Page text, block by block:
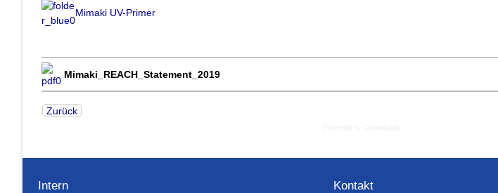
Mimaki UV-Primer
Mimaki_REACH_Statement_2019
Zurück
Intern Kontakt